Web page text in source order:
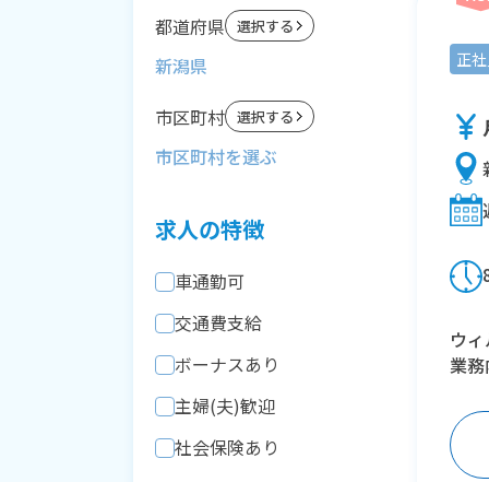
都道府県 選択する
新潟県
市区町村 選択する
求人の特徴
車通勤可
交通費支給
ボーナスあり
主婦(夫)歓迎
社会保険あり
正
ウ
業